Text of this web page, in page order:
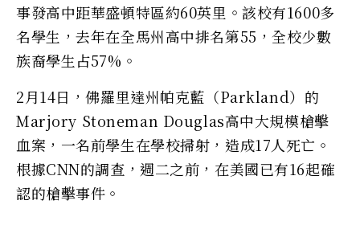
事發高中距華盛頓特區約60英里。該校有1600多
名學生，去年在全馬州高中排名第55，全校少數
族裔學生占57%。
2月14日，佛羅里達州帕克藍（Parkland）的
Marjory Stoneman Douglas高中大規模槍擊
血案，一名前學生在學校掃射，造成17人死亡。
根據CNN的調查，週二之前，在美國已有16起確
認的槍擊事件。